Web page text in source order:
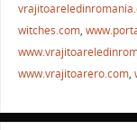
o
o
k
witches.com,
www.vrajitoarero.com,